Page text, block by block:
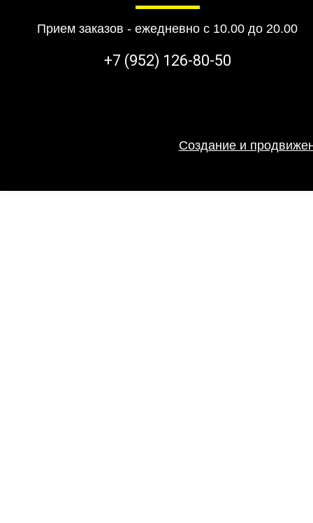
Прием заказов - ежедневно с 10.00 до 20.00
+7 (952) 126-80-50
Создание и